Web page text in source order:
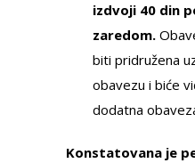
izdvoji 40 din
zaredom.
biti pridružena
obavezu i biće
dodatna
Konstatovana je